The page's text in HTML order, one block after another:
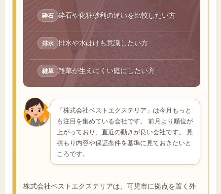
砕石 砕石や化粧砂利の違いを比較したい方
排水 排水や水はけも意識したい方
雑草 雑草が生えにくい庭にしたい方
「株式会社ベストエクステリア」は今月もっと
も注目を集めている会社です。 前月より順位が
上がっており、直近の動きが良い会社です。 見
積もり内容や保証条件を基準に見ておきたいと
ころです。
株式会社ベストエクステリアは、可児市に拠点を置く外